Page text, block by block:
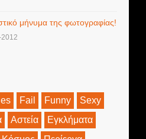
μήνυμα της φωτογραφίας!
Fail Funny
Sexy
Αστεία
Εγκλήματα